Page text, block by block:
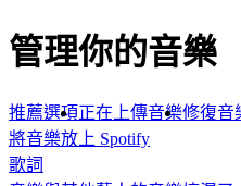
管理你的音樂
推薦選項正在上傳音樂修復音
將音樂放上 Spotify
歌詞